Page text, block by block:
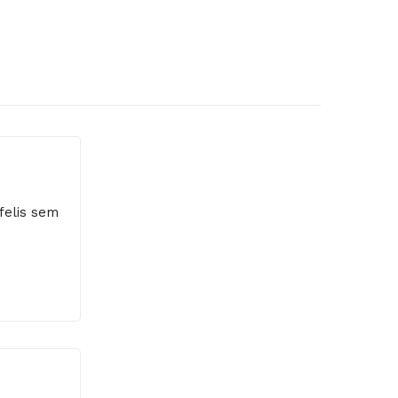
sem